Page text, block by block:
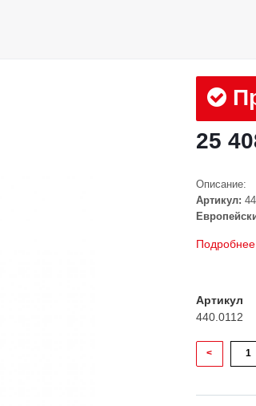
25
Описание:
Артикул:
Подробнее
Артикул
440.0112
<